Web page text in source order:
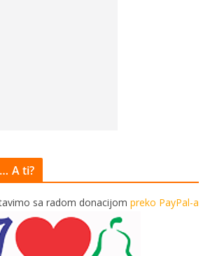
A ti?
sa radom donacijom preko PayPal-a